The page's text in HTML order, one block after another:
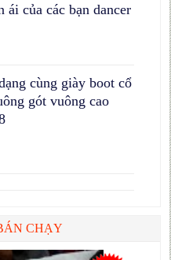
ái của các bạn dancer
cùng giày boot cổ
gót vuông cao
CHẠY